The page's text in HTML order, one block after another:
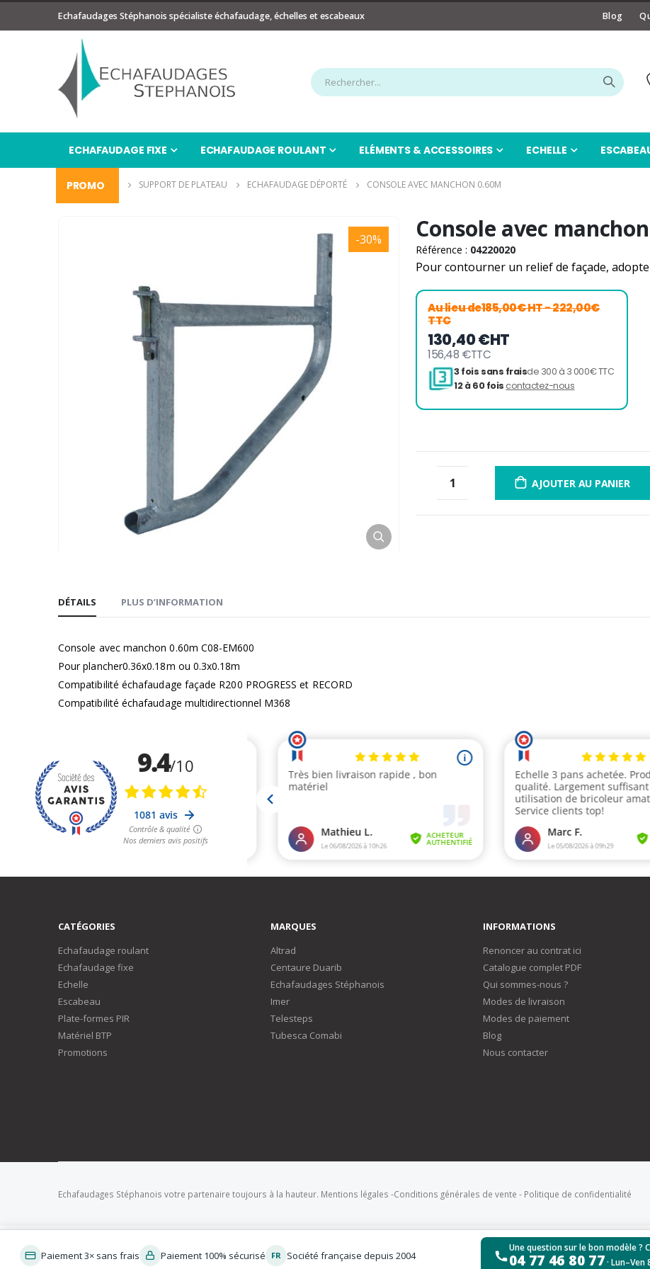
Echafaudages Stéphanois spécialiste échafaudage, échelles et escabeaux Blog
ECHAFAUDAGE FIXE ECHAFAUDAGE ROULANT ELÉMENTS & ACCESSOIRES ECHELLE
PROMO
ECHAFAUDAGE SUPPORT DE PLATEAU ECHAFAUDAGE DÉPORTÉ CONSOLE AVEC MANCHON 0.60M
-30%
début
la
d’images
Console avec
Référence : 04220020
Pour contourner un relief de façade,
Au lieu de185,00€ HT- 222,00€
TTC
130,40 €HT
156,48 €TTC
3 fois sans fraisde 300 à 3
AJOUTER AU PANIER
DÉTAILS
Console avec manchon 0.60m C08-EM600
Pour plancher0.36x0.18m ou 0.3x0.18m
Compatibilité échafaudage façade R200 PROGRESS et RECORD
Compatibilité échafaudage multidirectionnel M368
PLUS D’INFORMATION
CATÉGORIES
Echafaudage roulant
Echafaudage fixe
Echelle
Escabeau
Plate-formes PIR
Matériel BTP
Promotions
MARQUES
Altrad
Centaure Duarib
Echafaudages Stéphanois
Imer
Telesteps
Tubesca Comabi
INFORMATIONS
Renoncer au contrat ici
Catalogue complet PDF
Qui sommes-nous ?
Modes de livraison
Modes de paiement
Blog
Nous contacter
Echafaudages Stéphanois votre partenaire toujours à la hauteur. Mentions légales -Conditions générales de vente - Politique de confidentialité
Paiement 3× sans frais Paiement 100% sécurisé FR Société française depuis 2004
Une question sur le bon modèle ?
04 77 46 80 77·